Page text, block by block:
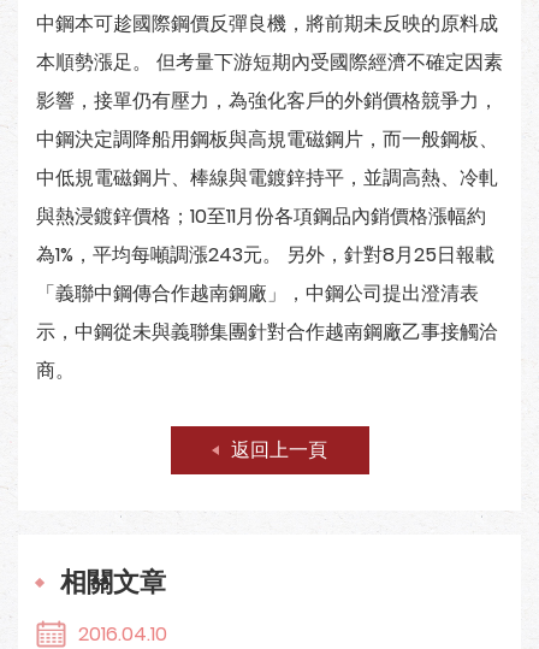
中鋼本可趁國際鋼價反彈良機，將前期未反映的原料成
本順勢漲足。 但考量下游短期內受國際經濟不確定因素
影響，接單仍有壓力，為強化客戶的外銷價格競爭力，
中鋼決定調降船用鋼板與高規電磁鋼片，而一般鋼板、
中低規電磁鋼片、棒線與電鍍鋅持平，並調高熱、冷軋
與熱浸鍍鋅價格；10至11月份各項鋼品內銷價格漲幅約
為1%，平均每噸調漲243元。 另外，針對8月25日報載
「義聯中鋼傳合作越南鋼廠」，中鋼公司提出澄清表
示，中鋼從未與義聯集團針對合作越南鋼廠乙事接觸洽
商。
返回上一頁
相關文章
2016.04.10